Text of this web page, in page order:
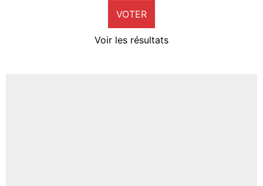
VOTER
Voir les résultats